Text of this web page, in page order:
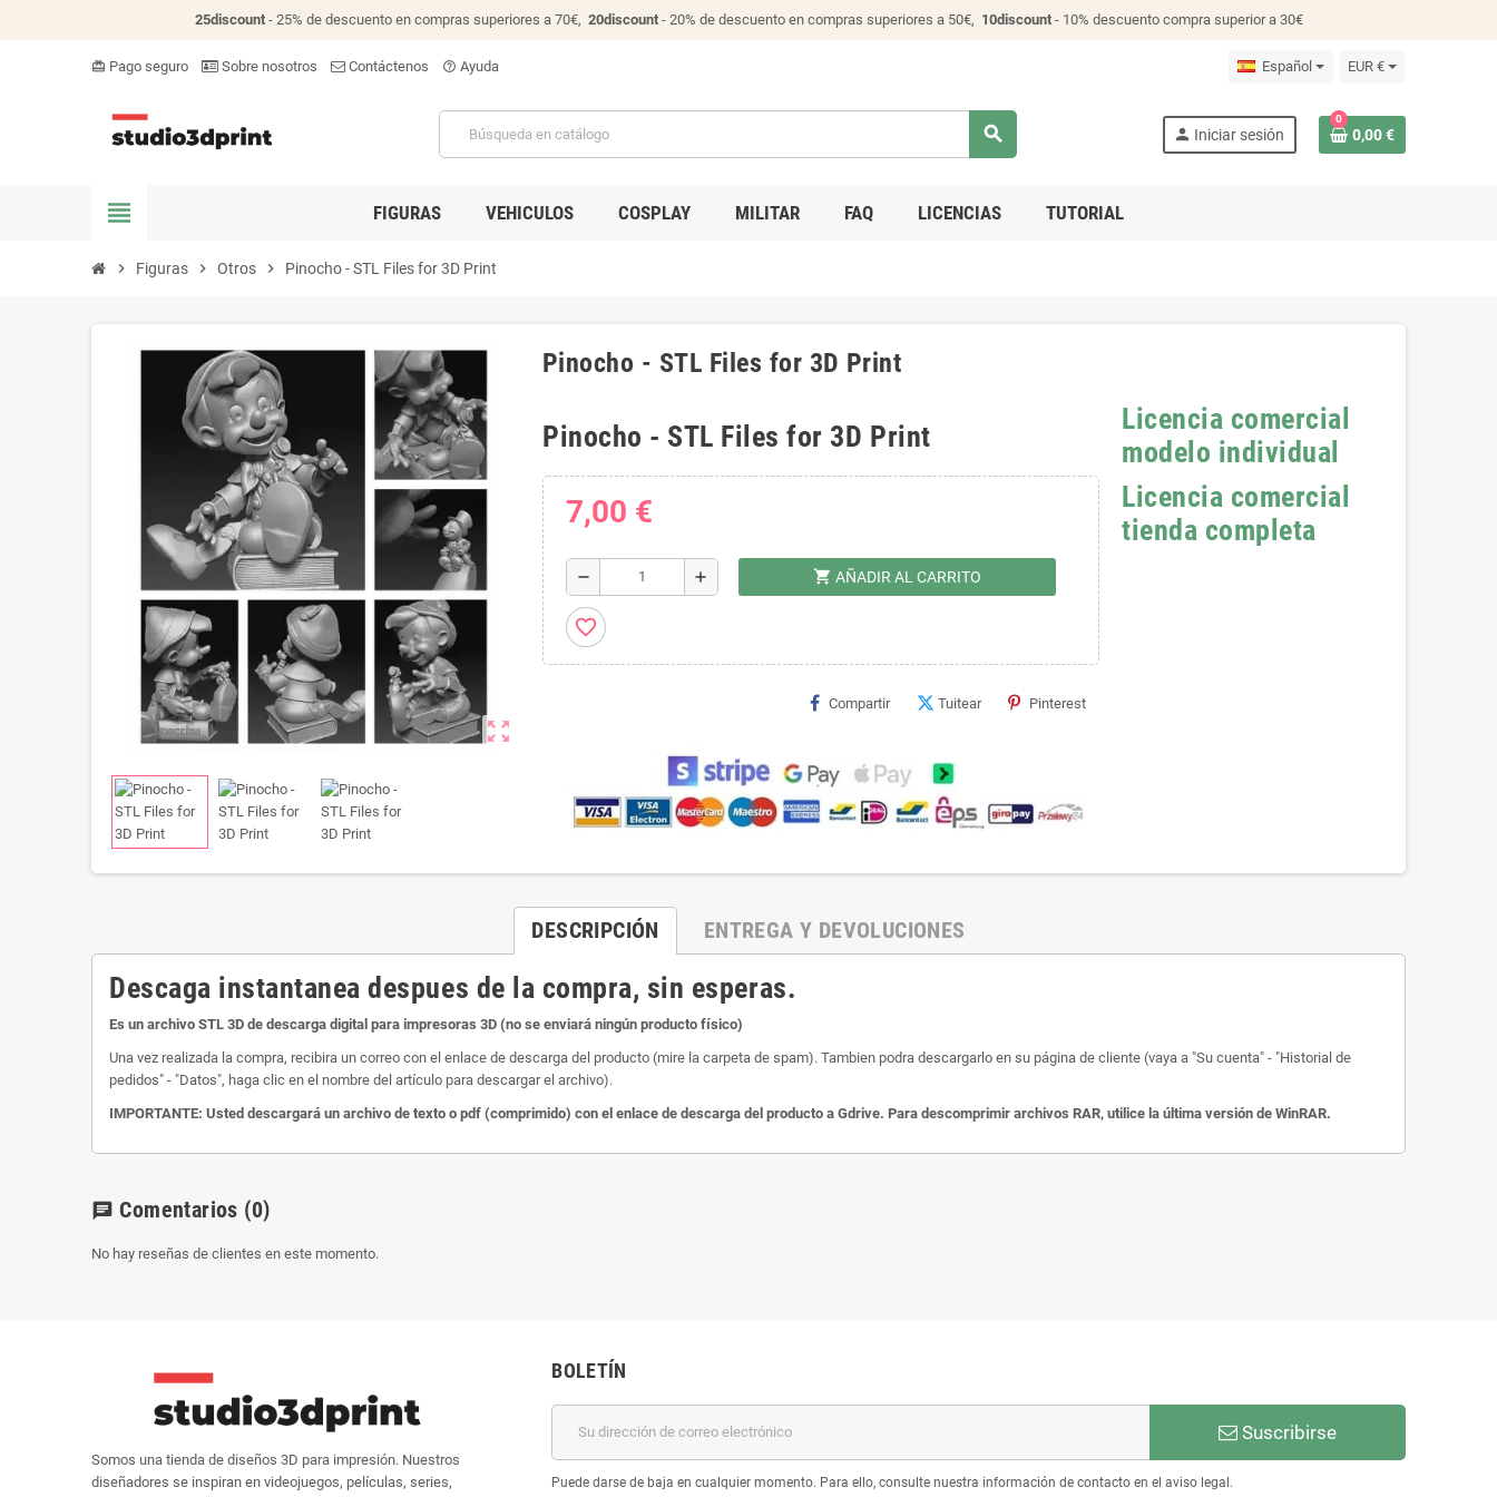
25discount- 25% de descuento en compras superiores a 70€, 20discount- 20% de descuento en compras superiores a 50€, 10discount- 10% descuento compra superior a 30€
card_giftcard Pago seguro Sobre nosotros Contáctenos help_outline Ayuda Español EUR €
search person Iniciar sesión
0
0,00 €
view_headline FIGURAS VEHICULOS COSPLAY MILITAR FAQ LICENCIAS TUTORIAL
chevron_right Figuras chevron_right Otros chevron_right Pinocho - STL Files for 3D Print
zoom_out_map
Pinocho - STL Files for 3D Print
Pinocho - STL Files for 3D Print
7,00 €
remove add shopping_cart AÑADIR AL CARRITO
favorite_border
Compartir Tuitear Pinterest
Licencia comercial
modelo individual
Licencia comercial
tienda completa
DESCRIPCIÓN ENTREGA Y DEVOLUCIONES
Descaga instantanea despues de la compra, sin esperas.
Es un archivo STL 3D de descarga digital para impresoras 3D (no se enviará ningún producto físico)
Una vez realizada la compra, recibira un correo con el enlace de descarga del producto (mire la carpeta de spam). Tambien podra descargarlo en su página de cliente (vaya a "Su cuenta" - "Historial de
pedidos" - "Datos", haga clic en el nombre del artículo para descargar el archivo).
IMPORTANTE: Usted descargará un archivo de texto o pdf (comprimido) con el enlace de descarga del producto a Gdrive. Para descomprimir archivos RAR, utilice la última versión de WinRAR.
chat Comentarios (0)
No hay reseñas de clientes en este momento.
Somos una tienda de diseños 3D para impresión. Nuestros
diseñadores se inspiran en videojuegos, películas, series,
BOLETÍN
Suscribirse
Puede darse de baja en cualquier momento. Para ello, consulte nuestra información de contacto en el aviso legal.